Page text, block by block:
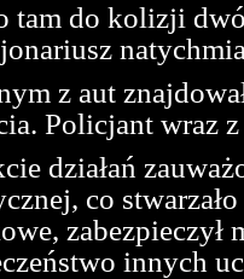
tam do kolizji
z aut
Policjant wraz
działań
co
zabezpieczył
innych